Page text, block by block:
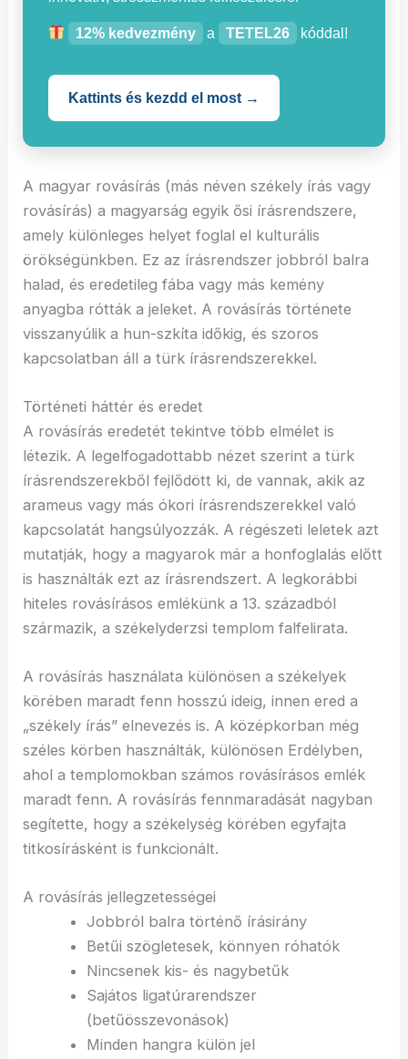
12% kedvezmény a TETEL26 kóddal!
Kattints és kezdd el most →
A magyar rovásírás (más néven székely írás vagy
rovásírás) a magyarság egyik ősi írásrendszere,
amely különleges helyet foglal el kulturális
örökségünkben. Ez az írásrendszer jobbról balra
halad, és eredetileg fába vagy más kemény
anyagba rótták a jeleket. A rovásírás története
visszanyúlik a hun-szkíta időkig, és szoros
kapcsolatban áll a türk írásrendszerekkel.
Történeti háttér és eredet
A rovásírás eredetét tekintve több elmélet is
létezik. A legelfogadottabb nézet szerint a türk
írásrendszerekből fejlődött ki, de vannak, akik az
arameus vagy más ókori írásrendszerekkel való
kapcsolatát hangsúlyozzák. A régészeti leletek azt
mutatják, hogy a magyarok már a honfoglalás előtt
is használták ezt az írásrendszert. A legkorábbi
hiteles rovásírásos emlékünk a 13. századból
származik, a székelyderzsi templom falfelirata.
A rovásírás használata különösen a székelyek
körében maradt fenn hosszú ideig, innen ered a
„székely írás” elnevezés is. A középkorban még
széles körben használták, különösen Erdélyben,
ahol a templomokban számos rovásírásos emlék
maradt fenn. A rovásírás fennmaradását nagyban
segítette, hogy a székelység körében egyfajta
titkosírásként is funkcionált.
A rovásírás jellegzetességei
Jobbról balra történő írásirány
Betűi szögletesek, könnyen róhatók
Nincsenek kis- és nagybetűk
Sajátos ligatúrarendszer
(betűösszevonások)
Minden hangra külön jel